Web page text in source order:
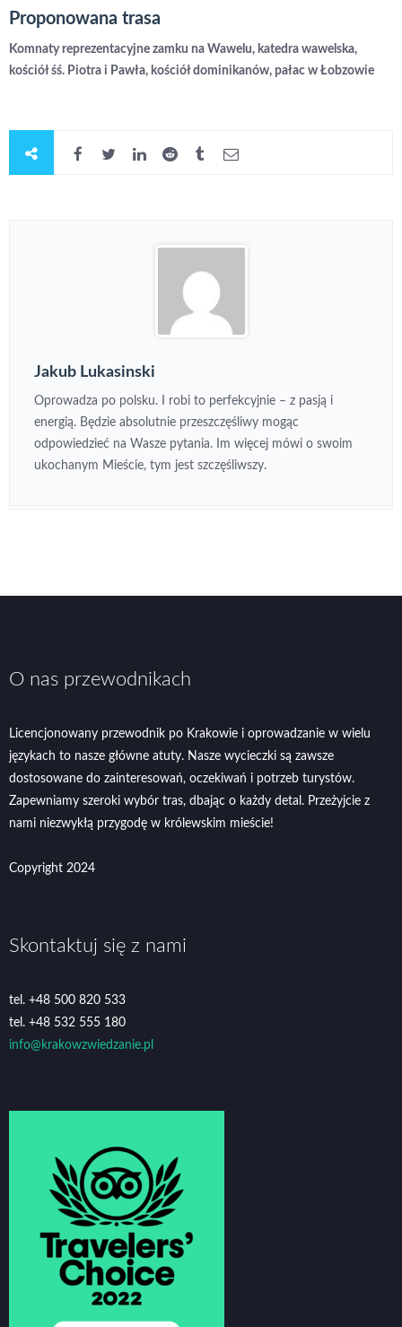
Proponowana trasa
Komnaty reprezentacyjne zamku na Wawelu, katedra wawelska,
kościół śś. Piotra i Pawła, kościół dominikanów, pałac w Łobzowie
Jakub Lukasinski
Oprowadza po polsku. I robi to perfekcyjnie – z pasją i
energią. Będzie absolutnie przeszczęśliwy mogąc
odpowiedzieć na Wasze pytania. Im więcej mówi o swoim
ukochanym Mieście, tym jest szczęśliwszy.
O nas przewodnikach
Licencjonowany przewodnik po Krakowie i oprowadzanie w wielu
językach to nasze główne atuty. Nasze wycieczki są zawsze
dostosowane do zainteresowań, oczekiwań i potrzeb turystów.
Zapewniamy szeroki wybór tras, dbając o każdy detal. Przeżyjcie z
nami niezwykłą przygodę w królewskim mieście!
Copyright 2024
Skontaktuj się z nami
tel. +48 500 820 533
tel. +48 532 555 180
info@krakowzwiedzanie.pl